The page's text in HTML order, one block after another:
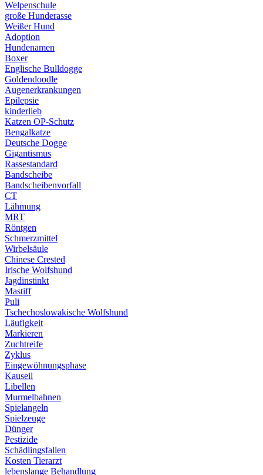
Welpenschule
große Hunderasse
Weißer Hund
Adoption
Hundenamen
Boxer
Englische Bulldogge
Goldendoodle
Augenerkrankungen
Epilepsie
kinderlieb
Katzen OP-Schutz
Bengalkatze
Deutsche Dogge
Gigantismus
Rassestandard
Bandscheibe
Bandscheibenvorfall
CT
Lähmung
MRT
Röntgen
Schmerzmittel
Wirbelsäule
Chinese Crested
Irische Wolfshund
Jagdinstinkt
Mastiff
Puli
Tschechoslowakische Wolfshund
Läufigkeit
Markieren
Zuchtreife
Zyklus
Eingewöhnungsphase
Kauseil
Libellen
Murmelbahnen
Spielangeln
Spielzeuge
Dünger
Pestizide
Schädlingsfallen
Kosten Tierarzt
lebenslange Behandlung